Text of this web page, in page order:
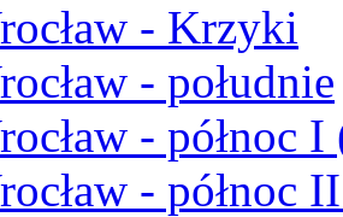
- Krzyki
- południe
- północ
- północ